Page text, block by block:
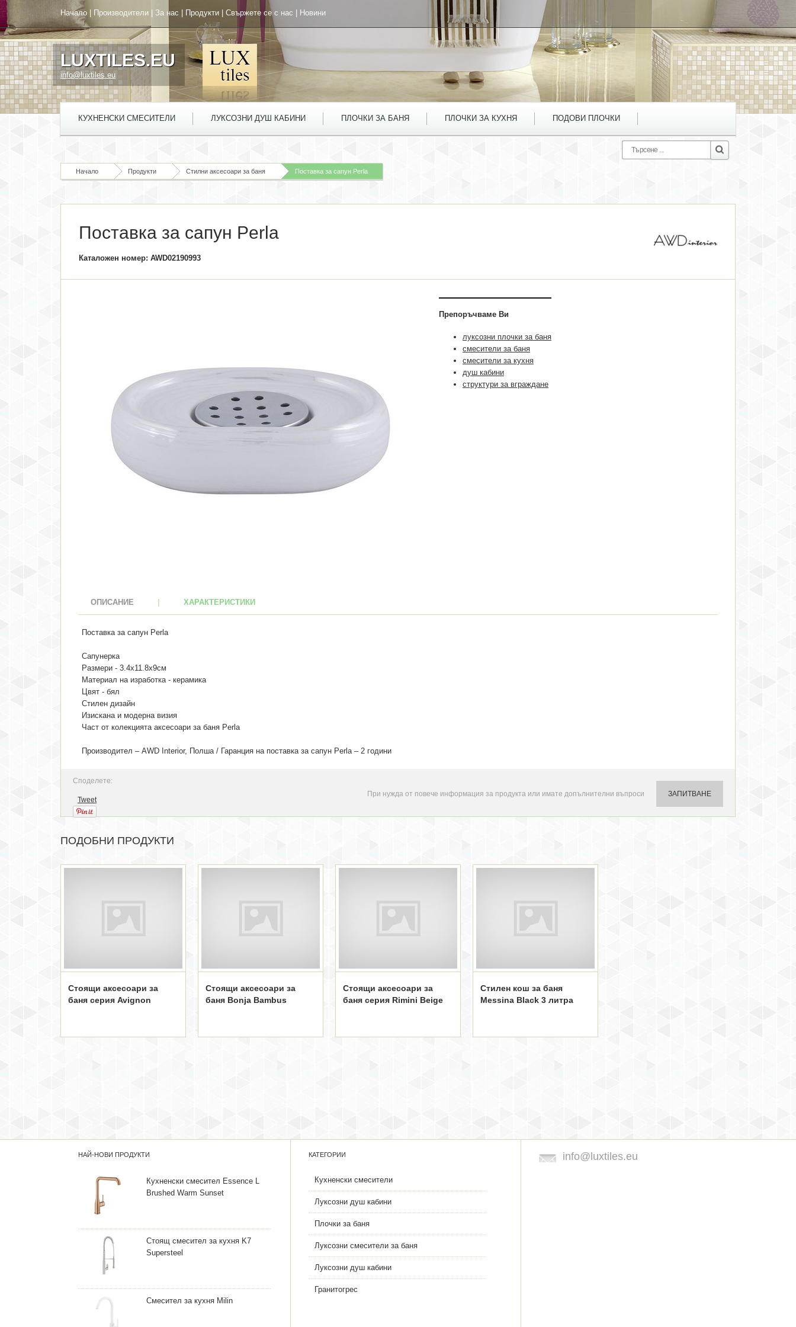
Начало Производители За нас Продукти Свържете се с нас Новини
LUXTILES.EU
info@luxtiles.eu
КУХНЕНСКИ СМЕСИТЕЛИ ЛУКСОЗНИ ДУШ КАБИНИ ПЛОЧКИ ЗА БАНЯ ПЛОЧКИ ЗА КУХНЯ ПОДОВИ ПЛОЧКИ
Начало Продукти Стилни аксесоари за баня Поставка за сапун Perla
Поставка за сапун Perla
Каталожен номер: AWD02190993
Препоръчваме Ви
луксозни плочки за баня
смесители за баня
смесители за кухня
душ кабини
структури за вграждане
ОПИСАНИЕ ХАРАКТЕРИСТИКИ
Поставка за сапун Perla
Сапунерка
Размери - 3.4x11.8x9см
Материал на изработка - керамика
Цвят - бял
Стилен дизайн
Изискана и модерна визия
Част от колекцията аксесоари за баня Perla
Производител – AWD Interior, Полша / Гаранция на поставка за сапун Perla – 2 години
Споделете:
Tweet
ЗАПИТВАНЕ
При нужда от повече информация за продукта или имате допълнителни въпроси
ПОДОБНИ ПРОДУКТИ
Стоящи аксесоари за
баня серия Avignon
Стоящи аксесоари за
баня Bonja Bambus
Стоящи аксесоари за
баня серия Rimini Beige
Стилен кош за баня
Messina Black 3 литра
НАЙ-НОВИ ПРОДУКТИ
Кухненски смесител Essence L
Brushed Warm Sunset
Стоящ смесител за кухня K7
Supersteel
Смесител за кухня Milin
КАТЕГОРИИ
Кухненски смесители
Луксозни душ кабини
Плочки за баня
Луксозни смесители за баня
Луксозни душ кабини
Гранитогрес
info@luxtiles.eu